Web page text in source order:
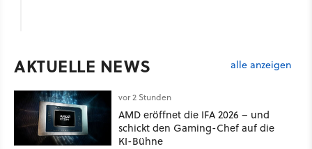
AKTUELLE NEWS alle anzeigen
vor 2 Stunden
AMD eröffnet die IFA 2026 – und
schickt den Gaming-Chef auf die
KI-Bühne